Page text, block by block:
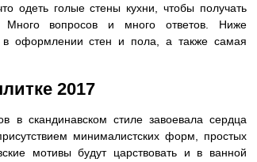
одеть голые стены кухни, чтобы получать
Много вопросов и много ответов. Ниже
в оформлении стен и пола, а также самая
2017
в скандинавском стиле завоевала сердца
минималистских форм, простых
мотивы будут царствовать и в ванной